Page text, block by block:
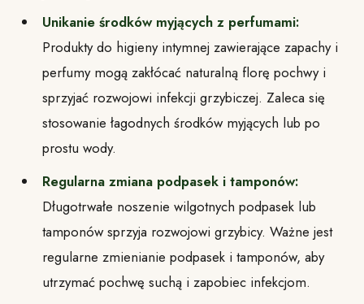
Unikanie środków myjących z perfumami:
Produkty do higieny intymnej zawierające zapachy i
perfumy mogą zakłócać naturalną florę pochwy i
sprzyjać rozwojowi infekcji grzybiczej. Zaleca się
stosowanie łagodnych środków myjących lub po
prostu wody.
Regularna zmiana podpasek i tamponów:
Długotrwałe noszenie wilgotnych podpasek lub
tamponów sprzyja rozwojowi grzybicy. Ważne jest
regularne zmienianie podpasek i tamponów, aby
utrzymać pochwę suchą i zapobiec infekcjom.